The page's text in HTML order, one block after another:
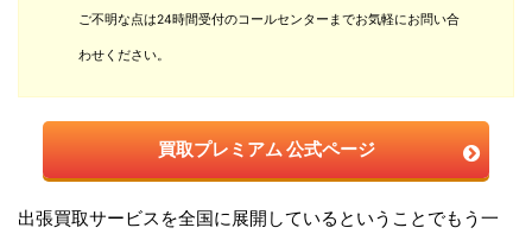
ご不明な点は24時間受付のコールセンターまでお気軽にお問い合
わせください。
買取プレミアム 公式ページ
出張買取サービスを全国に展開しているということでもう一